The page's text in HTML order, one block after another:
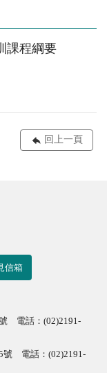
課程綱要
回上一頁
信箱
電話：(02)2191-
號 電話：(02)2191-